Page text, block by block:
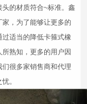
头的材质符合~标准。鑫
家，为了能够让更多的
过适当的降低卡箍式橡
熟知，更多的用户因
很多家销售商和代理
。